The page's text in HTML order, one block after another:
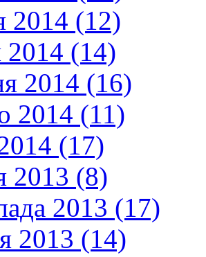
2014 (12)
2014 (14)
2014 (16)
2014 (11)
(17)
2013 (8)
2013 (17)
2013 (14)